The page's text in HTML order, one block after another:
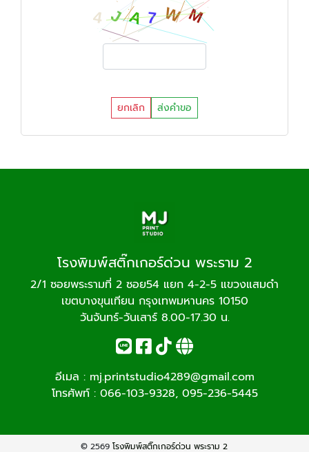
ยกเลิก ส่งคำขอ
โรงพิมพ์สติ๊กเกอร์ด่วน พระราม 2
2/1 ซอยพระรามที่ 2 ซอย54 แยก 4-2-5 แขวงแสมดำ
เขตบางขุนเทียน กรุงเทพมหานคร 10150
วันจันทร์-วันเสาร์ 8.00-17.30 น.
อีเมล : mj.printstudio4289@gmail.com
โทรศัพท์ : 066-103-9328, 095-236-5445
© 2569โรงพิมพ์สติ๊กเกอร์ด่วน พระราม 2